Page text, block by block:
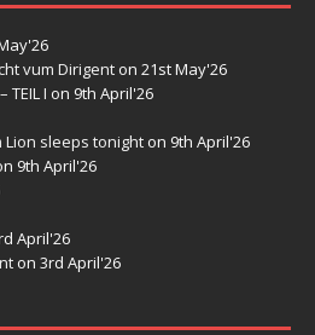
vum Dirigent on 21st May'26
TEIL I on 9th April'26
Lion sleeps tonight on 9th April'26
9th April'26
April'26
on 3rd April'26